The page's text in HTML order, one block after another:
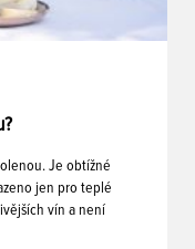
Je obtížné
jen pro teplé
vín a není